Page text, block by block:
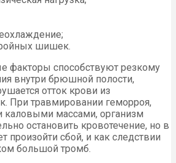
шишек.
факторы способствуют резкому
внутри брюшной полости,
отток крови из
При травмировании геморроя,
массами, организм
остановить кровотечение, но в
произойти сбой, и как следствии
большой тромб.